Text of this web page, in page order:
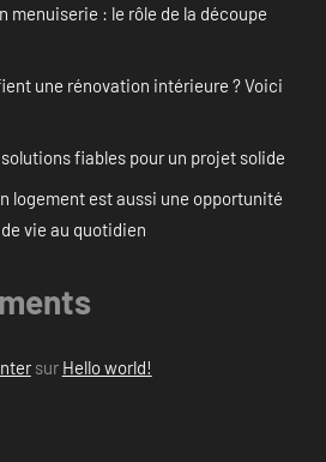
menuiserie : le rôle de la découpe
une rénovation intérieure ? Voici
fiables pour un projet solide
logement est aussi une opportunité
vie au quotidien
sur Hello world!